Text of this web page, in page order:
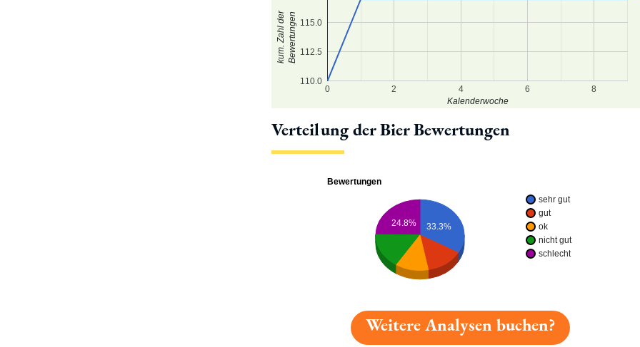
0 2 4 6 8
110.0
112.5
115.0
Kalenderwoche
kum. Zahl derBewertungen
Verteilung der Bier Bewertungen
Bewertungen
sehr gut
gut
ok
nicht gut
schlecht
33.3%
24.8%
Weitere Analysen buchen?